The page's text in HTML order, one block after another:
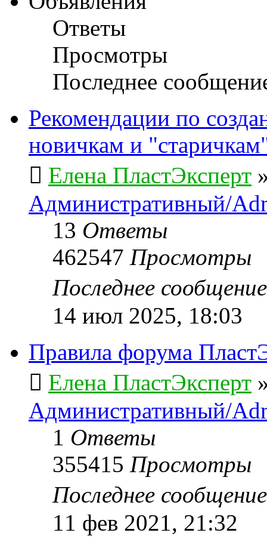
Ответы
Просмотры
Последнее
Рекомендации по
новичкам и
Елена ПластЭксперт
Административный/
13 Ответы
462547 Просмотры
Последнее
14 июл 2025, 18:03
Правила форума
Елена ПластЭксперт
Административный/
1 Ответы
355415 Просмотры
Последнее
11 фев 2021, 21:32